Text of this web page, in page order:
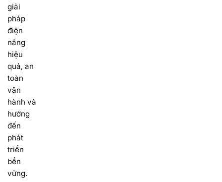
giải
pháp
điện
năng
hiệu
quả, an
toàn
vận
hành và
hướng
đến
phát
triển
bền
vững.